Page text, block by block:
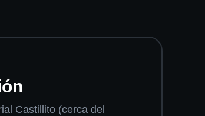
Castillito (cerca del